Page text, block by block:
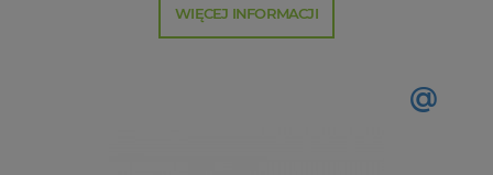
WIĘCEJ INFORMACJI
@